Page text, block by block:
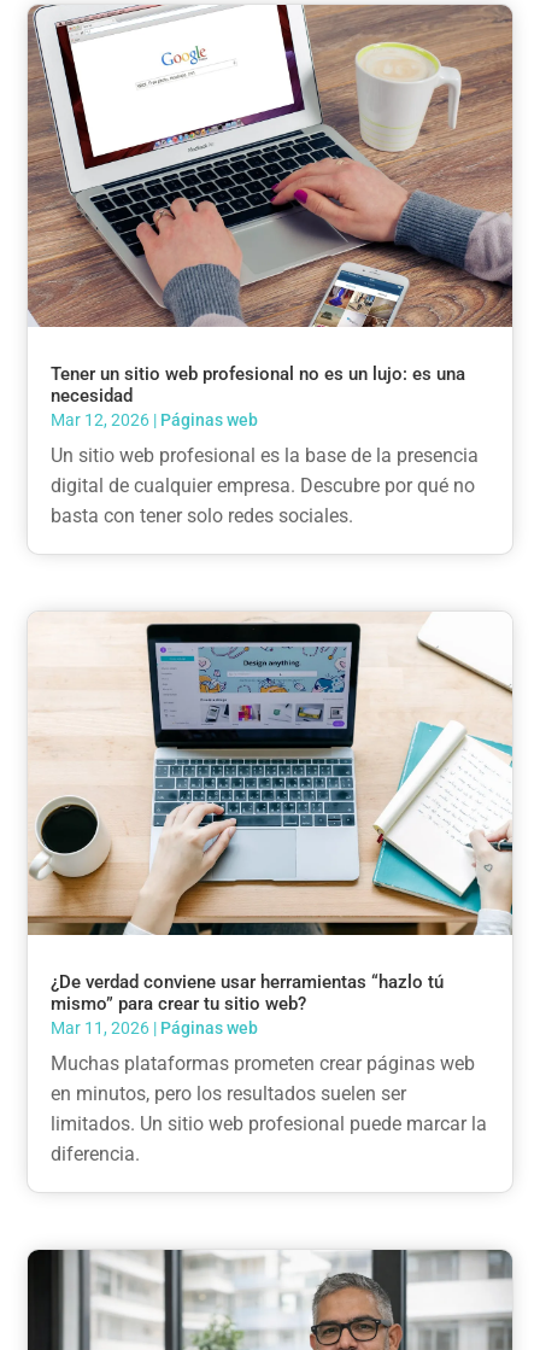
Tener un sitio web profesional no es un lujo: es una
necesidad
Mar 12, 2026 | Páginas web
Un sitio web profesional es la base de la presencia
digital de cualquier empresa. Descubre por qué no
basta con tener solo redes sociales.
¿De verdad conviene usar herramientas “hazlo tú
mismo” para crear tu sitio web?
Mar 11, 2026 | Páginas web
Muchas plataformas prometen crear páginas web
en minutos, pero los resultados suelen ser
limitados. Un sitio web profesional puede marcar la
diferencia.